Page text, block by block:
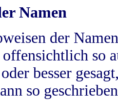
Namen
der
so
besser
so